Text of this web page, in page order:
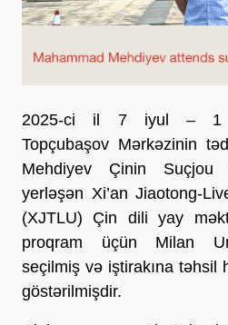
2025-ci il 7 iyul – 1
Topçubaşov Mərkəzinin
Mehdiyev Çinin Suçjou
yerləşən Xi’an Jiaotong-
(XJTLU) Çin dili yay
proqram üçün Milan
seçilmiş və iştirakına təhsil
göstərilmişdir.